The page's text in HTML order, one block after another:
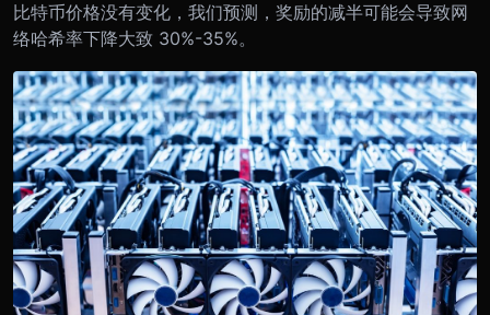
比特币价格没有变化，我们预测，奖励的减半可能会导致网
络哈希率下降大致 30%-35%。